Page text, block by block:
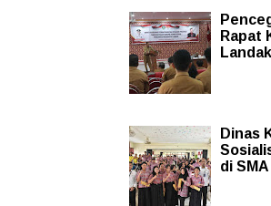
Rapat
Dinas
di